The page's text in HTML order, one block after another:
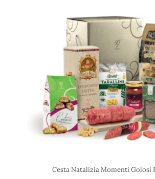
Cesta Natalizia Momenti Golosi